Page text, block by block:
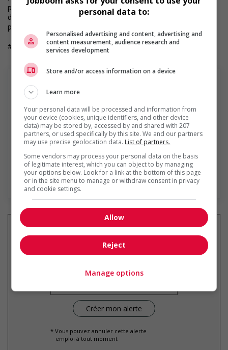
personnes. Nous pouvons également utiliser des outils dotés
d’intelligence artificielle pour soutenir certaines étapes du
processus d’examen des candidatures.
#est1
Services de Gestion Quantum Ltée
Depuis sa fondation à Montréal en 1968, Quantum a
acquis une renommée enviable et est devenue le
partenaire de ressources humaines de choix des
entreprises privées ou du domaine public. Notre mission
d’excellence et notre engagement indéfectible...
En savoir plus
Recevez lesemplois similaires
* Vous pouvez annuler cette alerte
emploi à tout moment
personal data to:
Personalised advertising and content, advertising and
content measurement, audience research and
services development
Store and/or access information on a device
Learn more
Your personal data will be processed and information from
your device (cookies, unique identifiers, and other device
data) may be stored by, accessed by and shared with 207
partners, or used specifically by this site. We and our partners
may use precise geolocation data. List of partners.
Some vendors may process your personal data on the basis
of legitimate interest, which you can object to by managing
your options below. Look for a link at the bottom of this page
or in the site menu to manage or withdraw consent in privacy
and cookie settings.
Allow
Reject
Manage options